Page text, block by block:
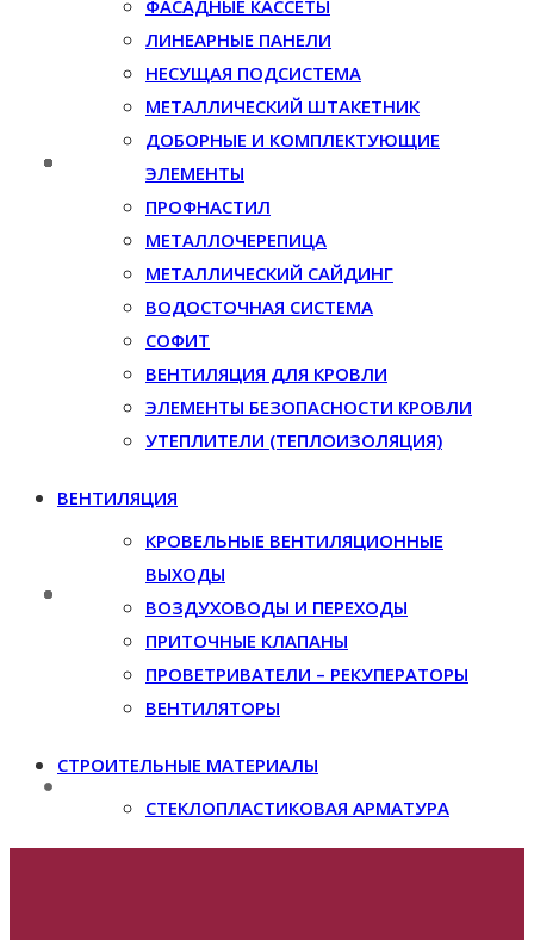
ФАСАДНЫЕ КАССЕТЫ
ЛИНЕАРНЫЕ ПАНЕЛИ
НЕСУЩАЯ ПОДСИСТЕМА
МЕТАЛЛИЧЕСКИЙ ШТАКЕТНИК
ДОБОРНЫЕ И КОМПЛЕКТУЮЩИЕ
ЭЛЕМЕНТЫ
ПРОФНАСТИЛ
МЕТАЛЛОЧЕРЕПИЦА
МЕТАЛЛИЧЕСКИЙ САЙДИНГ
ВОДОСТОЧНАЯ СИСТЕМА
СОФИТ
ВЕНТИЛЯЦИЯ ДЛЯ КРОВЛИ
ЭЛЕМЕНТЫ БЕЗОПАСНОСТИ КРОВЛИ
УТЕПЛИТЕЛИ (ТЕПЛОИЗОЛЯЦИЯ)
ВЕНТИЛЯЦИЯ
КРОВЕЛЬНЫЕ ВЕНТИЛЯЦИОННЫЕ
ВЫХОДЫ
ВОЗДУХОВОДЫ И ПЕРЕХОДЫ
ПРИТОЧНЫЕ КЛАПАНЫ
ПРОВЕТРИВАТЕЛИ – РЕКУПЕРАТОРЫ
ВЕНТИЛЯТОРЫ
СТРОИТЕЛЬНЫЕ МАТЕРИАЛЫ
СТЕКЛОПЛАСТИКОВАЯ АРМАТУРА